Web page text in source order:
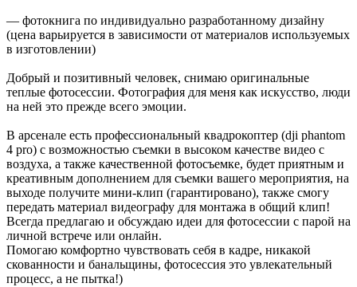
— фотокнига по индивидуально разработанному дизайну
(цена варьируется в зависимости от материалов используемых
в изготовлении)
Добрый и позитивный человек, снимаю оригинальные
теплые фотосессии. Фотография для меня как искусство, люди
на ней это прежде всего эмоции.
В арсенале есть профессиональный квадрокоптер (dji phantom
4 pro) с возможностью съемки в высоком качестве видео с
воздуха, а также качественной фотосъемке, будет приятным и
креативным дополнением для съемки вашего мероприятия, на
выходе получите мини-клип (гарантировано), также смогу
передать материал видеографу для монтажа в общий клип!
Всегда предлагаю и обсуждаю идеи для фотосессии с парой на
личной встрече или онлайн.
Помогаю комфортно чувствовать себя в кадре, никакой
скованности и банальщины, фотосессия это увлекательный
процесс, а не пытка!)